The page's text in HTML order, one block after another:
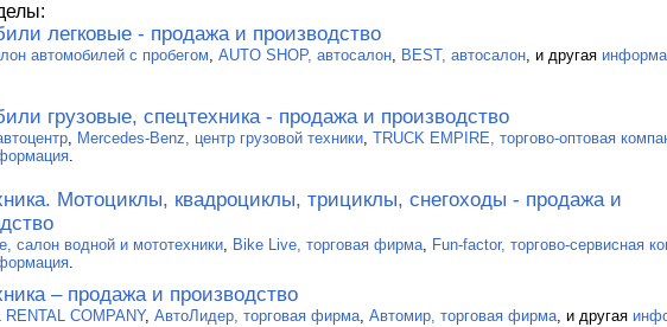
легковые - продажа и производство
автомобилей с пробегом, AUTO SHOP, автосалон, BEST, автосалон, и другая
грузовые, спецтехника - продажа и производство
, Mercedes-Benz, центр грузовой техники, TRUCK EMPIRE, торгово-оптовая
.
Мотоциклы, квадроциклы, трициклы, снегоходы - продажа и
салон водной и мототехники, Bike Live, торговая фирма, Fun-factor, торгово-сервисная
.
– продажа и производство
RENTAL COMPANY, АвтоЛидер, торговая фирма, Автомир, торговая фирма, и другая